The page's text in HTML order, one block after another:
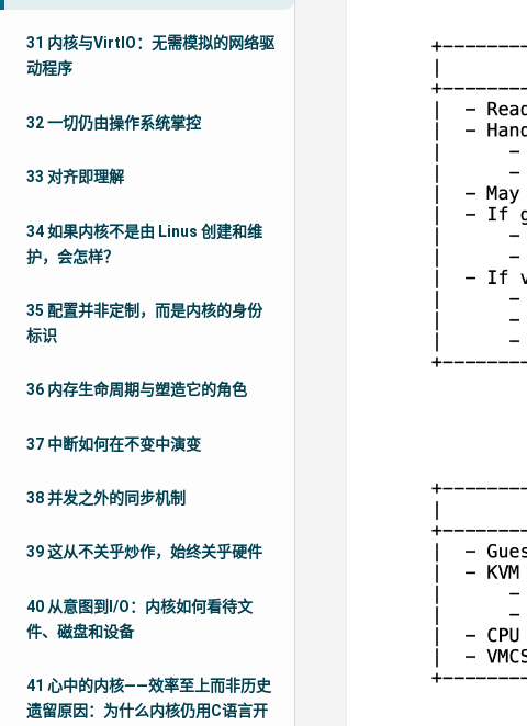
31 内核与VirtIO：无需模拟的网络驱
动程序
32 一切仍由操作系统掌控
33 对齐即理解
34 如果内核不是由 Linus 创建和维
护，会怎样？
35 配置并非定制，而是内核的身份
标识
36 内存生命周期与塑造它的角色
37 中断如何在不变中演变
38 并发之外的同步机制
39 这从不关乎炒作，始终关乎硬件
40 从意图到I/O：内核如何看待文
件、磁盘和设备
41 心中的内核——效率至上而非历史
遗留原因：为什么内核仍用C语言开